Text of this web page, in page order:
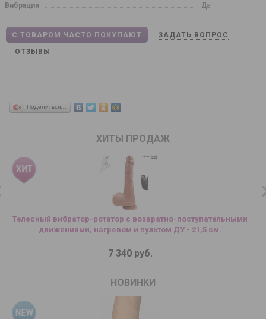
Вибрация
Да
С ТОВАРОМ ЧАСТО ПОКУПАЮТ
ЗАДАТЬ ВОПРОС
ОТЗЫВЫ
Поделиться…
ХИТЫ ПРОДАЖ
Телесный вибратор-ротатор с возвратно-поступательными
движениями, нагревом и пультом ДУ - 21,5 см.
7 340 руб.
НОВИНКИ